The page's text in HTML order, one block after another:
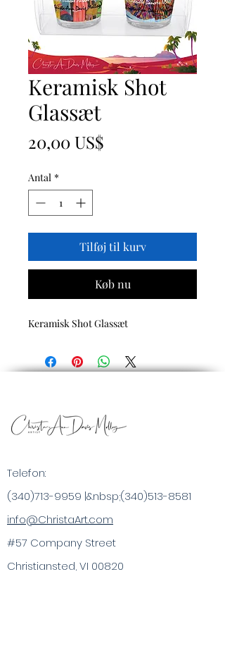
Keramisk Shot
Glassæt
20,00 US$
Antal *
Tilføj til kurv
Køb nu
Keramisk Shot Glassæt
Telefon:
(340)713-9959 |&nbsp;(340)513-8581
info@ChristaArt.com
#57 Company Street
Christiansted, VI 00820